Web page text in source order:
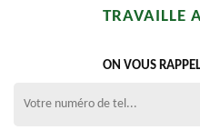
TRAVAILLE
ON VOUS